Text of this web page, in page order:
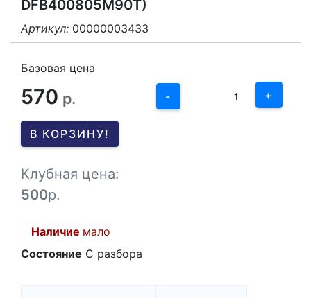
DFB400805M90T)
Артикул: 00000003433
Базовая цена
570 р. -
3
1
+
В КОРЗИНУ!
Клубная цена:
500р.
Наличие мало
Состояние С разбора